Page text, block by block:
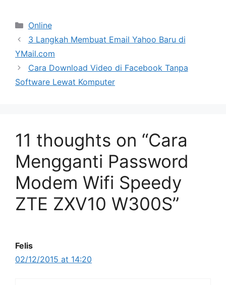
Categories
Online
3 Langkah Membuat Email Yahoo Baru di
YMail.com
Cara Download Video di Facebook Tanpa
Software Lewat Komputer
11 thoughts on “Cara
Mengganti Password
Modem Wifi Speedy
ZTE ZXV10 W300S”
Felis
02/12/2015 at 14:20